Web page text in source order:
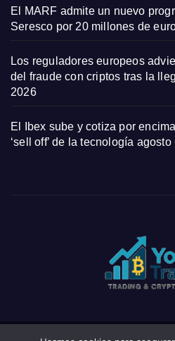
El MARF admite un nuevo
Seresco por 20 millones de
Los reguladores europeos
del fraude con criptos tras la
2026
El Ibex sube y cotiza por
‘sell off’ de la tecnología agosto